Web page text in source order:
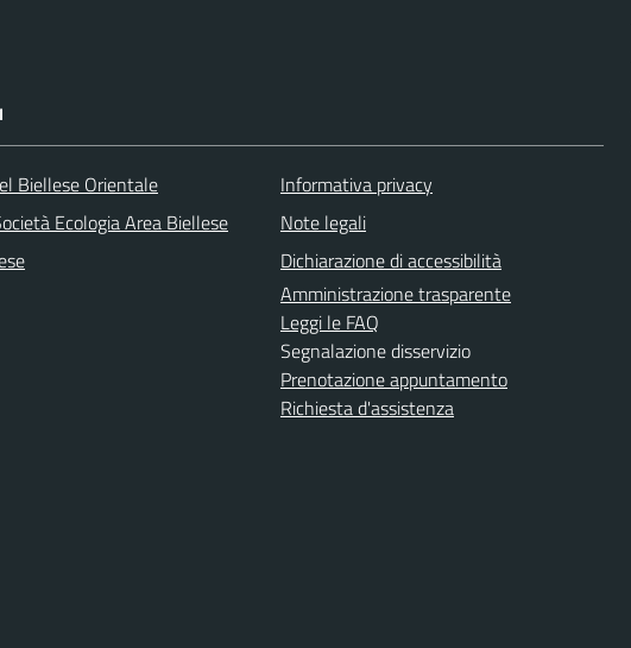
Biellese Orientale
Ecologia Area Biellese
Informativa privacy
Note legali
Dichiarazione di accessibilità
Amministrazione trasparente
Leggi le FAQ
Segnalazione disservizio
Prenotazione appuntamento
Richiesta d'assistenza